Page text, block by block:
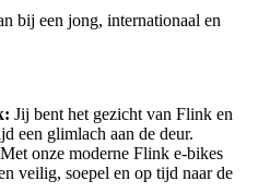
bij een jong, internationaal en
Jij bent het gezicht van Flink en
een glimlach aan de deur.
Met onze moderne Flink e-bikes
veilig, soepel en op tijd naar de